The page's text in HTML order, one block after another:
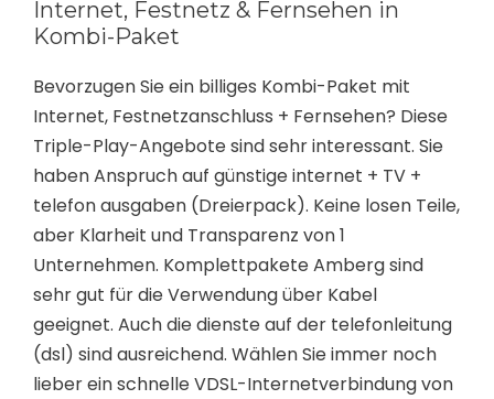
Internet, Festnetz & Fernsehen in
Kombi-Paket
Bevorzugen Sie ein billiges Kombi-Paket mit
Internet, Festnetzanschluss + Fernsehen? Diese
Triple-Play-Angebote sind sehr interessant. Sie
haben Anspruch auf günstige internet + TV +
telefon ausgaben (Dreierpack). Keine losen Teile,
aber Klarheit und Transparenz von 1
Unternehmen. Komplettpakete Amberg sind
sehr gut für die Verwendung über Kabel
geeignet. Auch die dienste auf der telefonleitung
(dsl) sind ausreichend. Wählen Sie immer noch
lieber ein schnelle VDSL-Internetverbindung von